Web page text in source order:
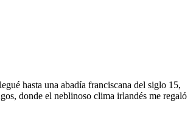
hasta una abadía franciscana del siglo 15,
donde el neblinoso clima irlandés me regaló